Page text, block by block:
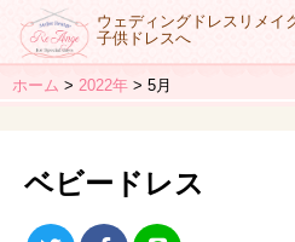
ウェディングドレスリメイ
子供ドレスへ
ホーム 2022年 5月
ベビードレス